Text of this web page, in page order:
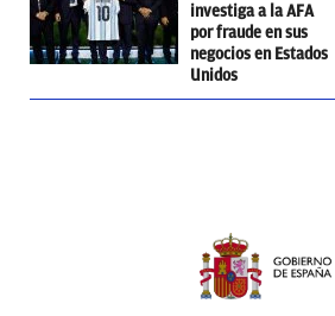
investiga a la AFA
por fraude en sus
negocios en Estados
Unidos